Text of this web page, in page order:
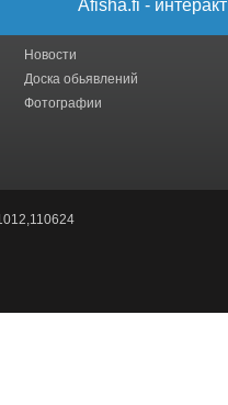
Afisha.fi -
Новости
Доска обьявлений
Фотографии